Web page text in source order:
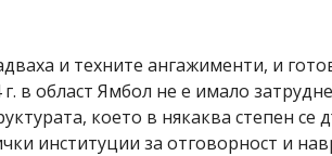
и техните ангажименти, и
в област Ямбол не е имало
което в някаква степен се
институции за отговорност и